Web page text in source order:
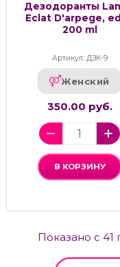
Дезодоранты
Eclat D'arpege,
200 ml
Артикул: ДЗК-9
Женский
350.00 руб.
В КОРЗИНУ
Показано с 41